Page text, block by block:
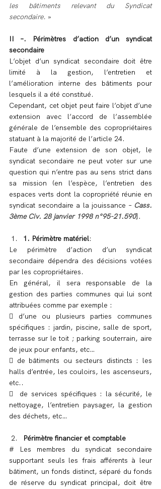
les bâtiments relevant du Syndicat
secondaire. »
II –. Périmètres d’action d’un syndicat
secondaire
L’objet d’un syndicat secondaire doit être
limité à la gestion, l’entretien et
l’amélioration interne des bâtiments pour
lesquels il a été constitué.
Cependant, cet objet peut faire l’objet d’une
extension avec l’accord de l’assemblée
générale de l’ensemble des copropriétaires
statuant à la majorité de l’article 24.
Faute d’une extension de son objet, le
syndicat secondaire ne peut voter sur une
question qui n’entre pas au sens strict dans
sa mission (en l’espèce, l’entretien des
espaces verts dont la copropriété réunie en
syndicat secondaire a la jouissance – Cass.
3ème Civ. 28 janvier 1998 n°95-21.590].
1. Périmètre matériel:
Le périmètre d’action d’un syndicat
secondaire dépendra des décisions votées
par les copropriétaires.
En général, il sera responsable de la
gestion des parties communes qui lui sont
attribuées comme par exemple :
 d’une ou plusieurs parties communes
spécifiques : jardin, piscine, salle de sport,
terrasse sur le toit ; parking souterrain, aire
de jeux pour enfants, etc…
 de bâtiments ou secteurs distincts : les
halls d’entrée, les couloirs, les ascenseurs,
etc..
  de services spécifiques : la sécurité, le
nettoyage, l’entretien paysager, la gestion
des déchets, etc…
Périmètre financier et comptable
# Les membres du syndicat secondaire
supportant seuls les frais afférents à leur
bâtiment, un fonds distinct, séparé du fonds
de réserve du syndicat principal, doit être